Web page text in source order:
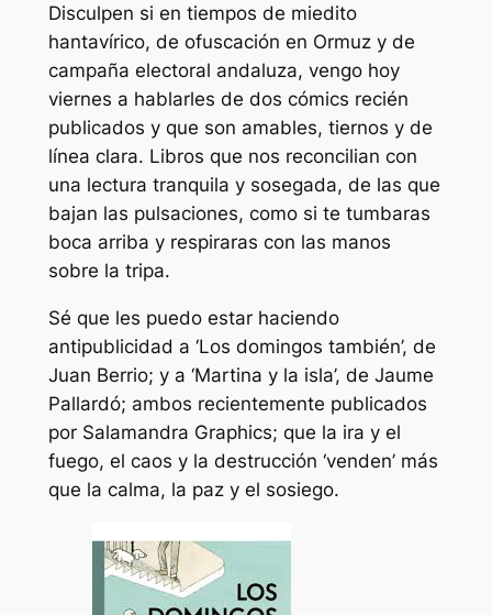
Disculpen si en tiempos de miedito
hantavírico, de ofuscación en Ormuz y de
campaña electoral andaluza, vengo hoy
viernes a hablarles de dos cómics recién
publicados y que son amables, tiernos y de
línea clara. Libros que nos reconcilian con
una lectura tranquila y sosegada, de las que
bajan las pulsaciones, como si te tumbaras
boca arriba y respiraras con las manos
sobre la tripa.
Sé que les puedo estar haciendo
antipublicidad a ‘Los domingos también’, de
Juan Berrio; y a ‘Martina y la isla’, de Jaume
Pallardó; ambos recientemente publicados
por Salamandra Graphics; que la ira y el
fuego, el caos y la destrucción ‘venden’ más
que la calma, la paz y el sosiego.